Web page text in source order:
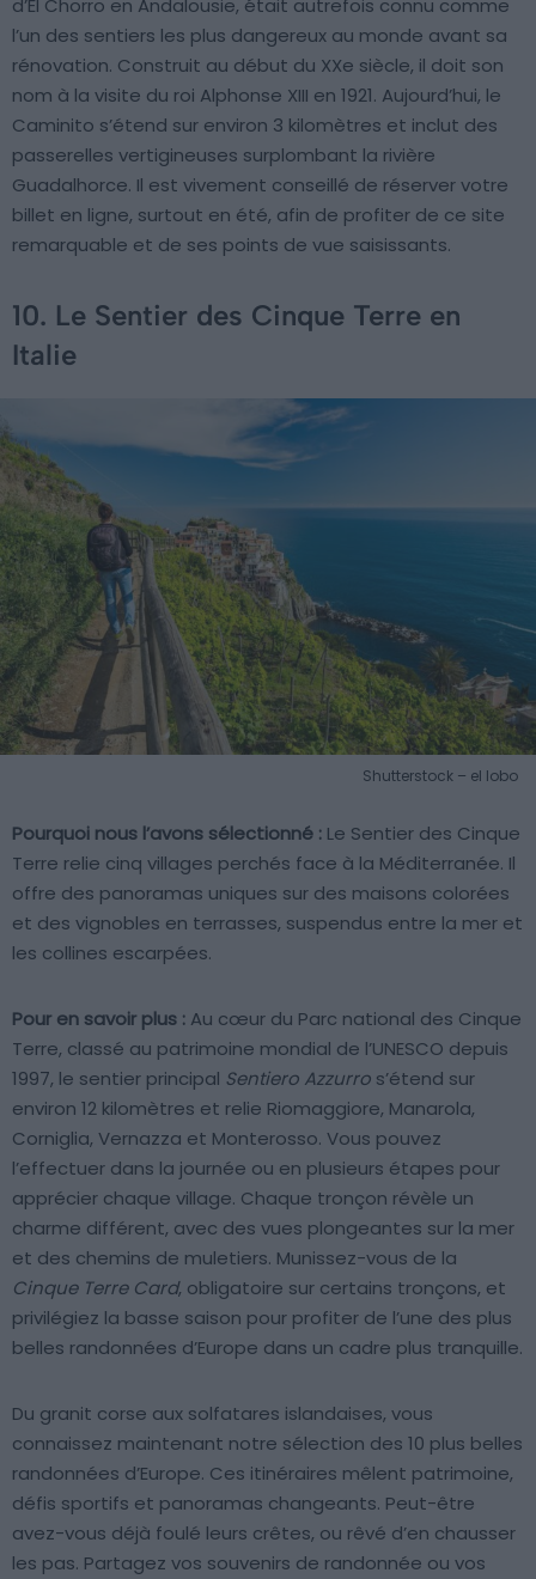
l’un des sentiers les plus dangereux au monde avant sa
rénovation. Construit au début du XXe siècle, il doit son
nom à la visite du roi Alphonse XIII en 1921. Aujourd’hui, le
Caminito s’étend sur environ 3 kilomètres et inclut des
passerelles vertigineuses surplombant la rivière
Guadalhorce. Il est vivement conseillé de réserver votre
billet en ligne, surtout en été, afin de profiter de ce site
remarquable et de ses points de vue saisissants.
10. Le Sentier des Cinque Terre en
Italie
Shutterstock – el lobo
Pourquoi nous l’avons sélectionné : Le Sentier des Cinque
Terre relie cinq villages perchés face à la Méditerranée. Il
offre des panoramas uniques sur des maisons colorées
et des vignobles en terrasses, suspendus entre la mer et
les collines escarpées.
Pour en savoir plus : Au cœur du Parc national des Cinque
Terre, classé au patrimoine mondial de l’UNESCO depuis
1997, le sentier principal Sentiero Azzurro s’étend sur
environ 12 kilomètres et relie Riomaggiore, Manarola,
Corniglia, Vernazza et Monterosso. Vous pouvez
l’effectuer dans la journée ou en plusieurs étapes pour
apprécier chaque village. Chaque tronçon révèle un
charme différent, avec des vues plongeantes sur la mer
et des chemins de muletiers. Munissez-vous de la
Cinque Terre Card, obligatoire sur certains tronçons, et
privilégiez la basse saison pour profiter de l’une des plus
belles randonnées d’Europe dans un cadre plus tranquille.
Du granit corse aux solfatares islandaises, vous
connaissez maintenant notre sélection des 10 plus belles
randonnées d’Europe. Ces itinéraires mêlent patrimoine,
défis sportifs et panoramas changeants. Peut-être
avez-vous déjà foulé leurs crêtes, ou rêvé d’en chausser
les pas. Partagez vos souvenirs de randonnée ou vos